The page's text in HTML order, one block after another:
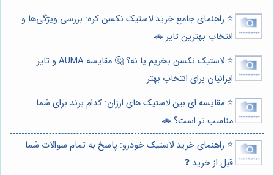
⭐️ راهنمای جامع خرید لاستیک نکسن کره: بررسی ویژگی‌ها و
انتخاب بهترین تایر 🚗
⭐️ لاستیک نکسن بخریم یا نه؟ 🤔 مقایسه AUMA و تایر
ایرانیان برای انتخاب بهتر
⭐️ مقایسه ای بین لاستیک های ارزان: کدام برند برای شما
مناسب تر است؟ 🚗
⭐️ راهنمای خرید لاستیک خودرو: پاسخ به تمام سوالات شما
قبل از خرید ❓